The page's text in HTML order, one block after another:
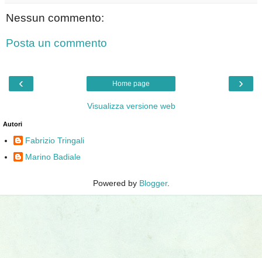
Nessun commento:
Posta un commento
‹ ›
Home page
Visualizza versione web
Autori
Fabrizio Tringali
Marino Badiale
Powered by Blogger.